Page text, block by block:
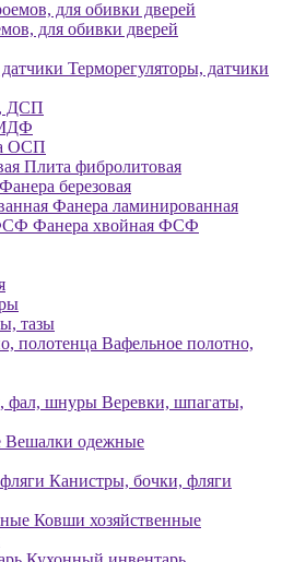
для обивки дверей
Терморегуляторы, датчики
ДСП
ОСП
Плита фибролитовая
Фанера березовая
Фанера ламинированная
Фанера хвойная ФСФ
тазы
Вафельное полотно,
Веревки, шпагаты,
Вешалки одежные
Канистры, бочки, фляги
Ковши хозяйственные